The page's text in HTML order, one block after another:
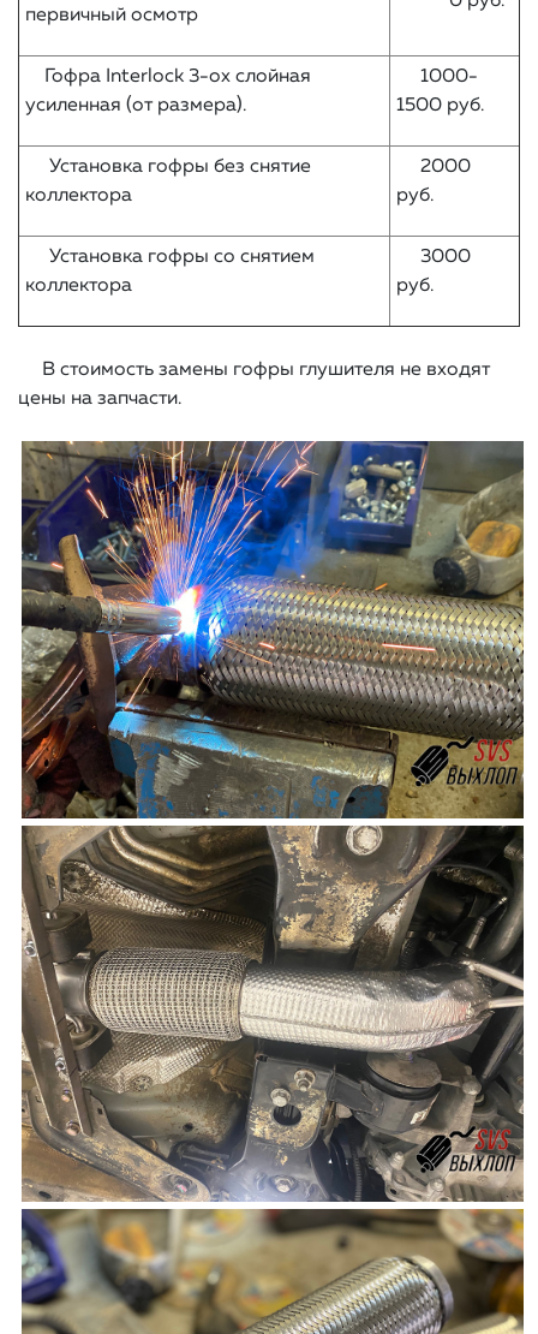
первичный осмотр
Гофра Interlock 3-ох слойная
усиленная (от размера).
1000-
1500 руб.
Установка гофры без снятие
коллектора
2000
руб.
Установка гофры со снятием
коллектора
3000
руб.
В стоимость замены гофры глушителя не входят
цены на запчасти.